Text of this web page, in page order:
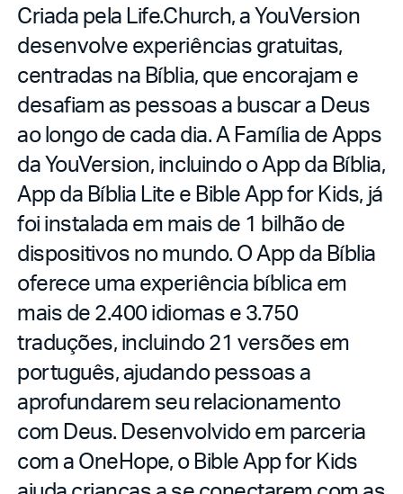
Criada pela Life.Church, a YouVersion
desenvolve experiências gratuitas,
centradas na Bíblia, que encorajam e
desafiam as pessoas a buscar a Deus
ao longo de cada dia. A Família de Apps
da YouVersion, incluindo o App da Bíblia,
App da Bíblia Lite e Bible App for Kids, já
foi instalada em mais de 1 bilhão de
dispositivos no mundo. O App da Bíblia
oferece uma experiência bíblica em
mais de 2.400 idiomas e 3.750
traduções, incluindo 21 versões em
português, ajudando pessoas a
aprofundarem seu relacionamento
com Deus. Desenvolvido em parceria
com a OneHope, o Bible App for Kids